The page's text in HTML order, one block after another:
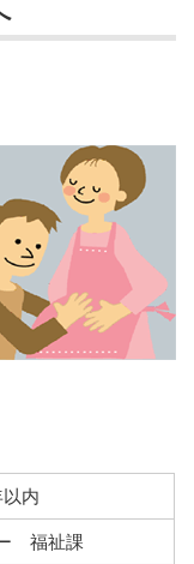
内
福祉課